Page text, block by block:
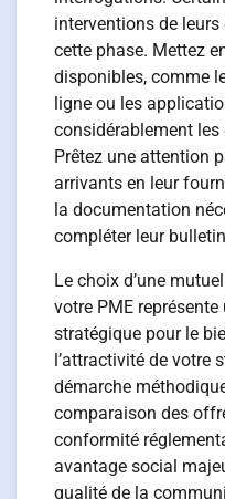
interventions de
cette phase. Mettez
disponibles, comme
ligne ou les
considérablement
Prêtez une attention
arrivants en leur
la documentation
compléter leur
Le choix d’une
votre PME
stratégique pour le
l’attractivité de votre
démarche
comparaison des
conformité
avantage social
qualité de la